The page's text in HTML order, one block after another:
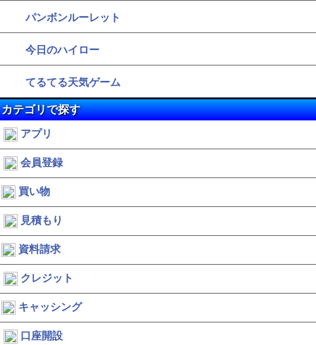
パンボンルーレット
今日のハイロー
てるてる天気ゲーム
カテゴリで探す
アプリ
会員登録
買い物
見積もり
資料請求
クレジット
キャッシング
口座開設